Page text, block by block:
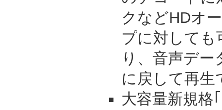
クなどHDオ
プに対しても
り、音声デ
に戻して再生
大容量新規格